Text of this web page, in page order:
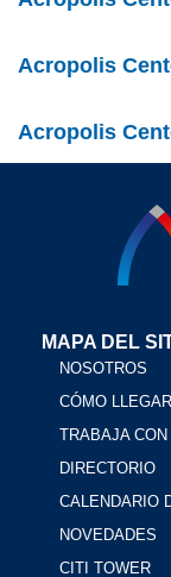
Acropolis
Acropolis
MAPA DEL
NOSOTROS
CÓMO LLEGAR
TRABAJA
DIRECTORIO
CALENDARIO
NOVEDADES
CITI TOWER